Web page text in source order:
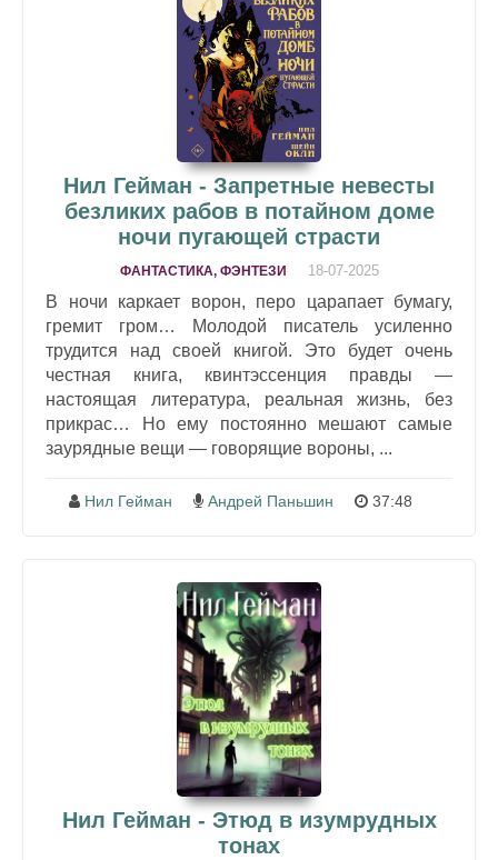
Нил Гейман - Запретные невесты
безликих рабов в потайном доме
ночи пугающей страсти
ФАНТАСТИКА, ФЭНТЕЗИ 18-07-2025
В ночи каркает ворон, перо царапает бумагу,
гремит гром… Молодой писатель усиленно
трудится над своей книгой. Это будет очень
честная книга, квинтэссенция правды —
настоящая литература, реальная жизнь, без
прикрас… Но ему постоянно мешают самые
заурядные вещи — говорящие вoроны, ...
Нил Гейман Андрей Паньшин 37:48
Нил Гейман - Этюд в изумрудных
тонах